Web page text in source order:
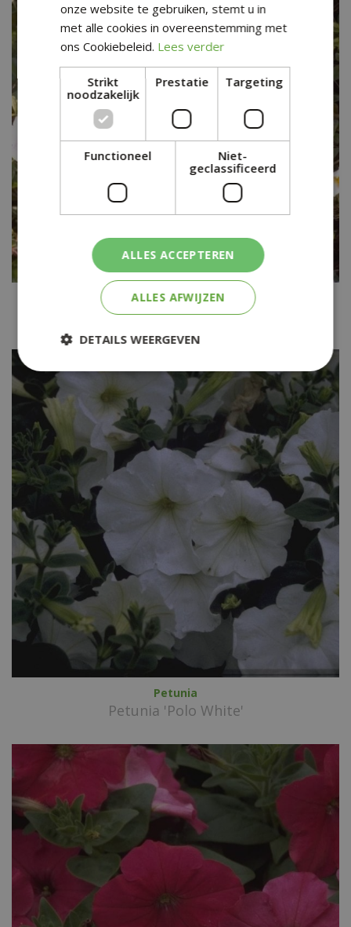
Nierembergia
Nierembergia repens
Petunia
Petunia 'Polo White'
onze website te gebruiken, stemt u in
met alle cookies in overeenstemming met
ons Cookiebeleid. Lees verder
Strikt
noodzakelijk
Prestatie Targeting
Functioneel
Niet-
geclassificeerd
ALLES ACCEPTEREN
ALLES AFWIJZEN
DETAILS WEERGEVEN